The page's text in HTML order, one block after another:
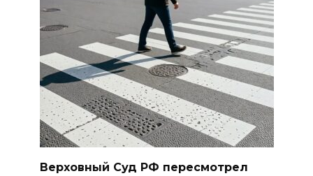
Верховный Суд РФ пересмотрел